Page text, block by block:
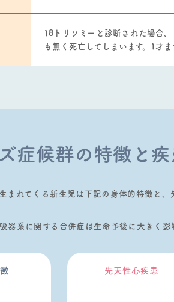
18トリソミーと診断された場合
も無く死亡してしまいます。1才
症候群の特徴と疾
まれてくる新⽣児は下記の⾝体的特徴と
器系に関する合併症は⽣命予後に⼤きく影
先天性⼼疾患